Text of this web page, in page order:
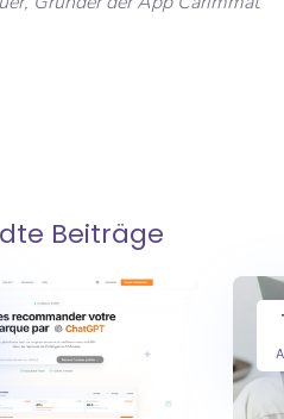
Beiträge